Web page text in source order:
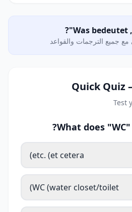
جميع الترجمات والقواعد
Quick Quiz
Test
What does "WC"
etc. (et cetera)
WC (water closet/toilet)